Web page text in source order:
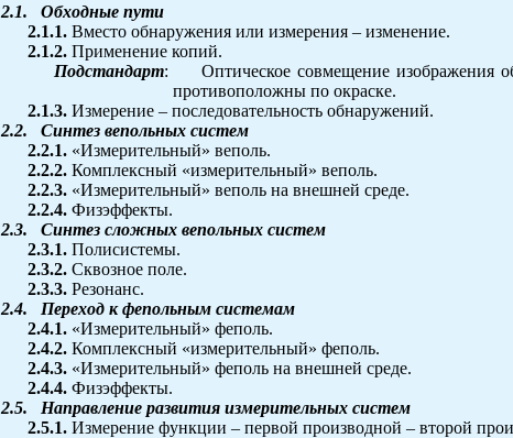
2.1.
Обходные пути
2.1.1. Вместо обнаружения или измерения – изменение.
2.1.2. Применение копий.
Подстандарт:
Оптическое совмещение изображения
противоположны по окраске.
2.1.3. Измерение – последовательность обнаружений.
2.2.
Синтез вепольных систем
2.2.1. «Измерительный» веполь.
2.2.2. Комплексный «измерительный» веполь.
2.2.3. «Измерительный» веполь на внешней среде.
2.2.4. Физэффекты.
2.3.
Синтез сложных вепольных систем
2.3.1. Полисистемы.
2.3.2. Сквозное поле.
2.3.3. Резонанс.
2.4.
Переход к фепольным системам
2.4.1. «Измерительный» феполь.
2.4.2. Комплексный «измерительный» феполь.
2.4.3. «Измерительный» феполь на внешней среде.
2.4.4. Физэффекты.
2.5.
Направление развития измерительных систем
2.5.1. Измерение функции – первой производной – второй